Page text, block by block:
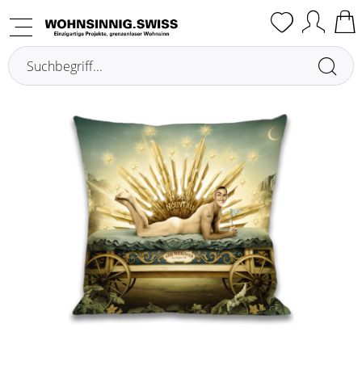
Übersicht Coussins avec garnissage